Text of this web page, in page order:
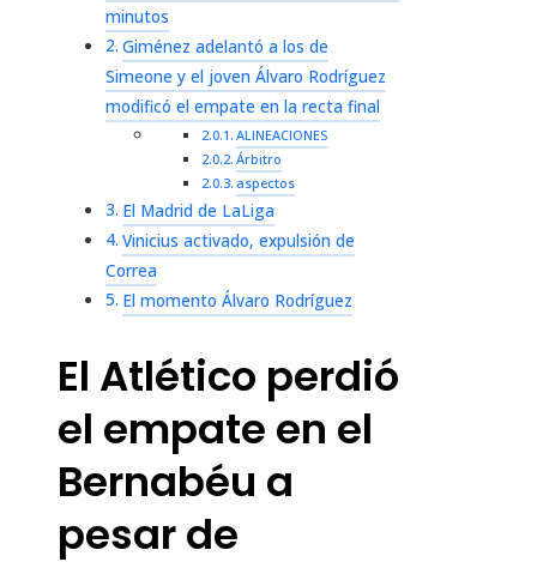
minutos
Giménez adelantó a los de
Simeone y el joven Álvaro Rodríguez
modificó el empate en la recta final
ALINEACIONES
Árbitro
aspectos
El Madrid de LaLiga
Vinicius activado, expulsión de
Correa
El momento Álvaro Rodríguez
El Atlético perdió
el empate en el
Bernabéu a
pesar de